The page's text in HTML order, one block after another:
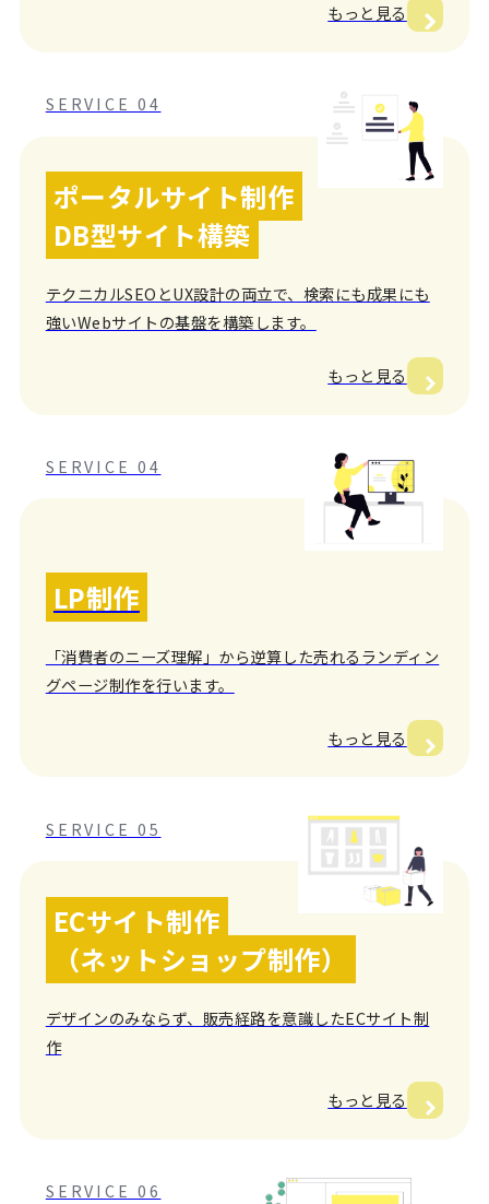
もっと見る
SERVICE 04
ポータルサイト制作
DB型サイト構築
テクニカルSEOとUX設計の両立で、検索にも成果にも
強いWebサイトの基盤を構築します。
もっと見る
SERVICE 04
LP制作
「消費者のニーズ理解」から逆算した売れるランディン
グページ制作を行います。
もっと見る
SERVICE 05
ECサイト制作
（ネットショップ制作）
デザインのみならず、販売経路を意識したECサイト制
作
もっと見る
SERVICE 06